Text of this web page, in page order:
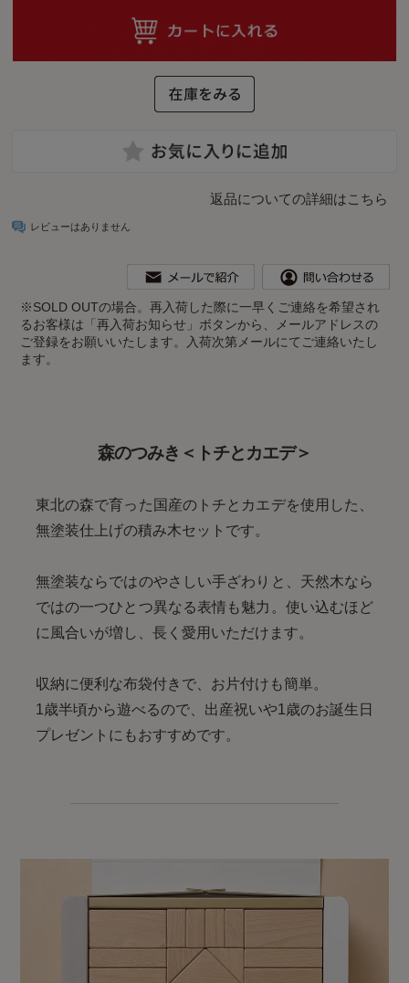
返品についての詳細はこちら
レビューはありません
※SOLD OUTの場合。再入荷した際に一早くご連絡を希望され
るお客様は「再入荷お知らせ」ボタンから、メールアドレスの
ご登録をお願いいたします。入荷次第メールにてご連絡いたし
ます。
森のつみき＜トチとカエデ＞
東北の森で育った国産のトチとカエデを使用した、
無塗装仕上げの積み木セットです。
無塗装ならではのやさしい手ざわりと、天然木なら
ではの一つひとつ異なる表情も魅力。使い込むほど
に風合いが増し、長く愛用いただけます。
収納に便利な布袋付きで、お片付けも簡単。
1歳半頃から遊べるので、出産祝いや1歳のお誕生日
プレゼントにもおすすめです。